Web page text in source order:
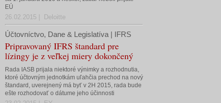
EÚ
26.02.2015 | Deloitte
Účtovníctvo, Dane & Legislatíva | IFRS
Pripravovaný IFRS štandard pre
lízingy je z veľkej miery dokončený
Rada IASB prijala niektoré výnimky a rozhodnutia,
ktoré účtovným jednotkám uľahčia prechod na nový
štandard, uverejnený má byť v 2H 2015, rada bude
ešte rozhodovať o dátume jeho účinnosti